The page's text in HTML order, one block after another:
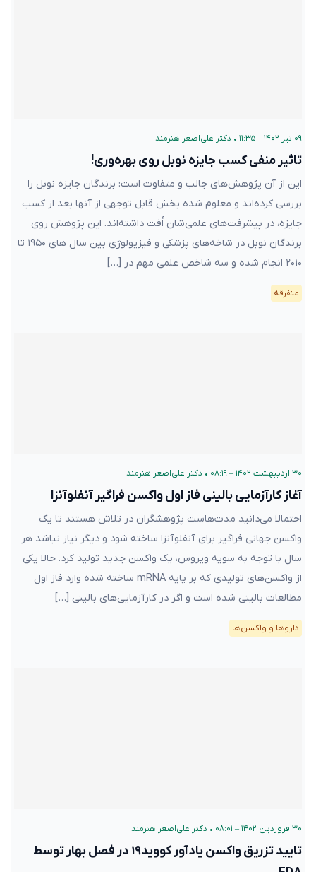
۰۹ تیر ۱۴۰۲ – ۱۱:۳۵ • دکتر علی‌اصغر هنرمند
تاثیر منفی کسب جایزه نوبل روی بهره‌وری!
این از آن پژوهش‌های جالب و متفاوت است: برندگان جایزه نوبل را
بررسی کرده‌اند و معلوم شده بخش قابل توجهی از آنها بعد از کسب
جایزه، در پیشرفت‌های علمی‌شان اُفت داشته‌اند. این پژوهش روی
برندگان نوبل در شاخه‌های پزشکی و فیزیولوژی بین سال های ۱۹۵۰ تا
۲۰۱۰ انجام شده و سه شاخص علمی مهم در […]
متفرقه
۳۰ اردیبهشت ۱۴۰۲ – ۰۸:۱۹ • دکتر علی‌اصغر هنرمند
آغاز کارآزمایی بالینی فاز اول واکسن فراگیر آنفلوآنزا
احتمالا می‌دانید مدت‌هاست پژوهشگران در تلاش هستند تا یک
واکسن جهانی فراگیر برای آنفلوآنزا ساخته شود و دیگر نیاز نباشد هر
سال با توجه به سویه ویروس، یک واکسن جدید تولید کرد. حالا یکی
از واکسن‌های تولیدی که بر پایه mRNA ساخته شده وارد فاز اول
مطالعات بالینی شده است و اگر در کارآزمایی‌های بالینی […]
دارو‌ها و واکسن‌ها
۳۰ فروردین ۱۴۰۲ – ۰۸:۰۱ • دکتر علی‌اصغر هنرمند
تایید تزریق واکسن یادآور کووید۱۹ در فصل بهار توسط